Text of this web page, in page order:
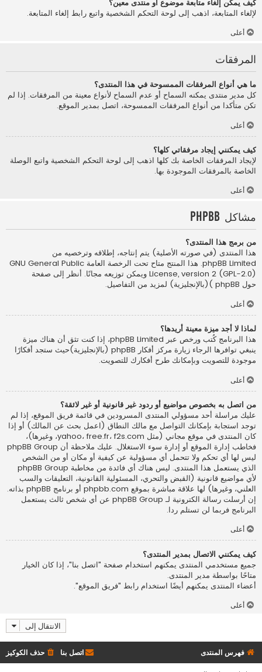
كيف يمكن إلغاء متابعة موضوع أو منتدى معين؟
لإلغاء المتابعة، اذهب إلى لوحة التحكم الشخصية واتبع رابط إلغاء المتابعة.
أعلى
المرفقات
ما هي أنواع المرفقات الممسوحة في هذا المنتدى؟
كل مدير منتدى يمكنه السماح أو عدم السماح لأنواع معينة من المرفقات. إذا لم
تكن متأكدا من أنواع المرفقات الممسوحة، اتصل بمدير الموقع.
أعلى
كيف يمكنني إيجاد مرفقاتي كلها؟
لإيجاد المرفقات الخاصة بك كلها اذهب إلى لوحة التحكم الشخصية واتبع الوصلة
الخاصة بالمرفقات الموجودة بها.
أعلى
مشاكل phpBB
من برمج هذا المنتدى؟
هذا المنتدى (في صورته الأصلية) يتم إنتاجه، إطلاقه وترخصيه من
phpBB Limited
. هذا المنتج متاح تحت الرخصة العامة GNU General Public
License, version 2 (GPL-2.0) ويمكن توزيعه مجانًا. أنظر إلى صفحة
حول phpBB )(بالإنجليزية)
لمزيد من التفاصيل.
أعلى
لماذا لا أجد ميزة معينة أريدها؟
هذا البرنامج كُتب ورخص عبر phpBB Limited، إذا كنت تثق أن هناك ميزة
ينبغي توافرها الرجاء زيارة مركز أفكار phpBB (بالإنجليزية)
حيث ستجد أفكارًا
موجودة للتصويت وبإمكانك طرح أفكارك للتصويت.
أعلى
من اتصل به بخصوص مواضيع أو ردود غير قانونية أو غير لائقة؟
عليك مراسلة أحد مسؤولي المنتدى المسرودين في قائمة فريق الموقع، إذا لم
توجد استجابة بإمكانك التواصل مع مالك النطاق (اعمل بحث عن المالك) أو إذا
كان المنتدى في موقع مجاني (مثل yahoo، free.fr، f2s.com، وغيرها)،
فخاطب إدارة الموقع أو إدارة سوء الاستغلال. عليك ملاحظة أن phpBB Group
ليس لها أي تحكم ولا تتحمل أي مسؤولية عن كيفية أو مكان أو من الشخص
الذي يستعمل هذا المنتدى. ليس هناك أي فائدة من مخاطبة phpBB Group
لأي مواضيع قانونية (القبض والتحري، المسئولية القانونية، التعليقات والسب
العلني، وغيرها) لها علاقة مباشرة بموقع phpbb.com أو برنامج phpBB بذاته.
إن أرسلت رسالة الكترونية لـ phpBB Group عن أي شخص ثالث يستعمل
البرنامج فربما لن تستلم ردا.
أعلى
كيف يمكنني الاتصال بمدير المنتدى؟
جميع مستخدمي المنتدى يمكنهم استخدام صفحة "اتصل بنا"، إذا كان الخيار
متاحًا بواسطة مدير المنتدى.
أعضاء المنتدى يمكنهم أيضًا استخدام رابط "فريق الموقع".
أعلى
الانتقال إلى
فهرس المنتدى حذف الكوكيز اتصل بنا